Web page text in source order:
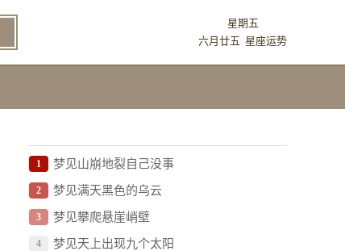
星期五
六月廿五 星座运势
1 梦见山崩地裂自己没事
2 梦见满天黑色的乌云
3 梦见攀爬悬崖峭壁
4 梦见天上出现九个太阳